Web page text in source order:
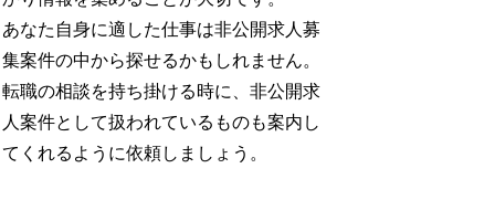
あなた自身に適した仕事は非公開求人募
集案件の中から探せるかもしれません。
転職の相談を持ち掛ける時に、非公開求
人案件として扱われているものも案内し
てくれるように依頼しましょう。